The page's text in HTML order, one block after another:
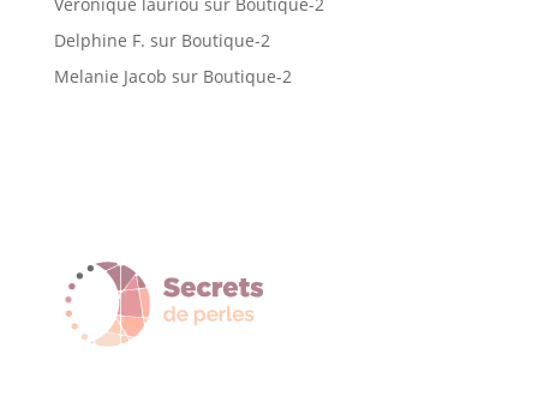
Véronique lauriou sur Boutique-2
Delphine F. sur Boutique-2
Melanie Jacob sur Boutique-2